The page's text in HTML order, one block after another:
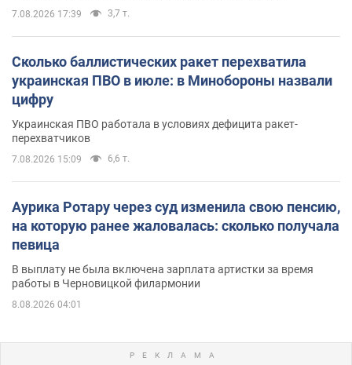
7.08.2026 17:39 3,7 т.
Сколько баллистических ракет перехватила
украинская ПВО в июле: в Минобороны назвали
цифру
Украинская ПВО работала в условиях дефицита ракет-
перехватчиков
7.08.2026 15:09 6,6 т.
Аурика Ротару через суд изменила свою пенсию,
на которую ранее жаловалась: сколько получала
певица
В выплату не была включена зарплата артистки за время
работы в Черновицкой филармонии
8.08.2026 04:01